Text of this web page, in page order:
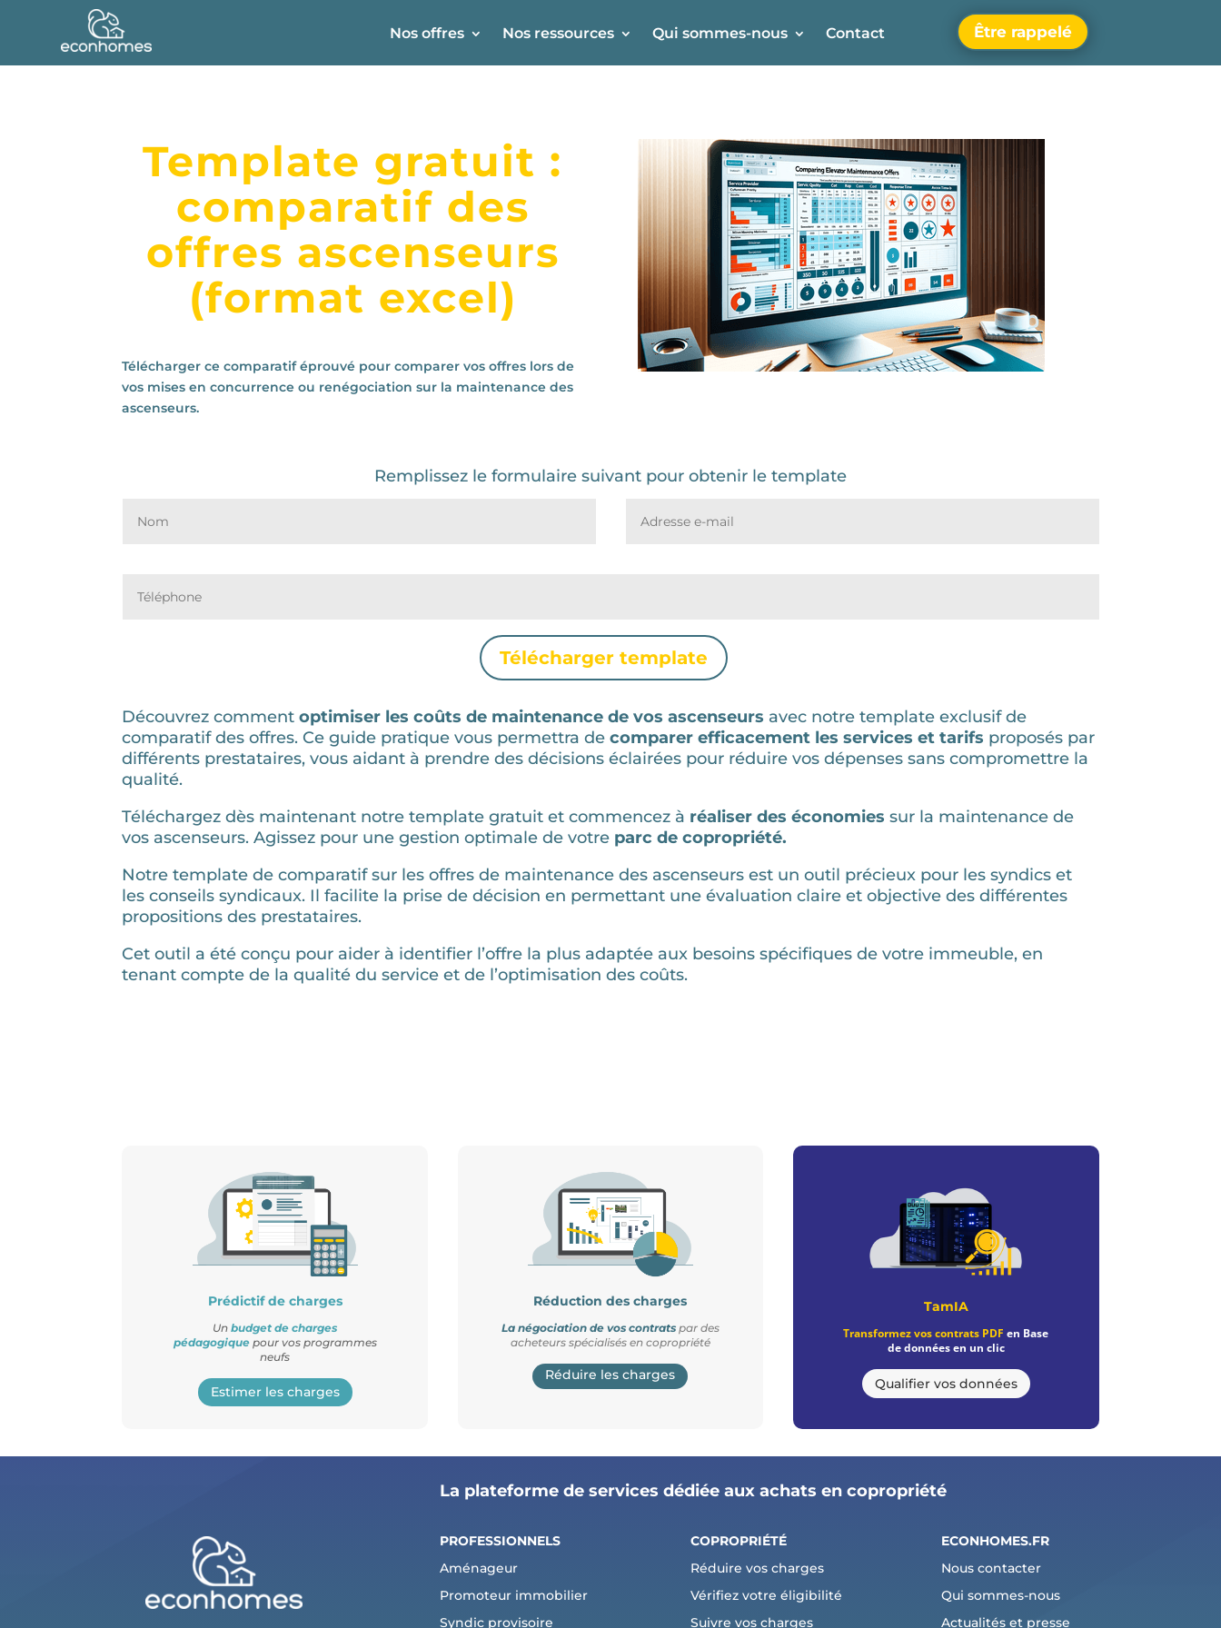
Nos offres Nos ressources Qui sommes-nous Contact Être rappelé
Template gratuit :
comparatif des
offres ascenseurs
(format excel)
Télécharger ce comparatif éprouvé pour comparer vos offres lors de
vos mises en concurrence ou renégociation sur la maintenance des
ascenseurs.
Remplissez le formulaire suivant pour obtenir le template
Télécharger template
Découvrez commentoptimiser les coûts de maintenance de vos ascenseurs avec notre template exclusif de
comparatif des offres. Ce guide pratique vous permettra decomparer efficacement les services et tarifs proposés par
différents prestataires, vous aidant à prendre des décisions éclairées pour réduire vos dépenses sans compromettre la
qualité.
Téléchargez dès maintenant notre template gratuit et commencez à réaliser des économies sur la maintenance de
vos ascenseurs. Agissez pour une gestion optimale de votre parc de copropriété.
Notre template de comparatif sur les offres de maintenance des ascenseurs est un outil précieux pour les syndics et
les conseils syndicaux. Il facilite la prise de décision en permettant une évaluation claire et objective des différentes
propositions des prestataires.
Cet outil a été conçu pour aider à identifier l’offre la plus adaptée aux besoins spécifiques de votre immeuble, en
tenant compte de la qualité du service et de l’optimisation des coûts.
Prédictif de charges
Unbudget de charges
pédagogiquepour vos programmes
neufs
Estimer les charges
Réduction des charges
La négociation de vos contrats par des
acheteurs spécialisés en copropriété
Réduire les charges
TamIA
Transformez vos contrats PDFen Base
de données en un clic
Qualifier vos données
La plateforme de services dédiée aux achats en copropriété
PROFESSIONNELS
Aménageur
Promoteur immobilier
Syndic provisoire
COPROPRIÉTÉ
Réduire vos charges
Vérifiez votre éligibilité
Suivre vos charges
ECONHOMES.FR
Nous contacter
Qui sommes-nous
Actualités et presse